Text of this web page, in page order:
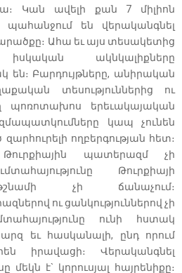
Կան ավելի քան 7 միլիոն
պահանջում են վերականգնել
Ահա եւ այս տեսակետից
իսկական ակնկալիքները
Բարդույթները, անիրական
տեսություններից ու
պոռոտախոս երեւակայական
կապ չունեն
ողբերգության հետ։
Թուրքիային պատերազմ չի
Թուրքիայի
թշնամի չի ճանաչում։
ու ցանկություններով չի
ունի հստակ
եւ հասկանալի, ընդ որում
իրավացի։ Վերականգնել
է` կորուսյալ հայրենիքը։